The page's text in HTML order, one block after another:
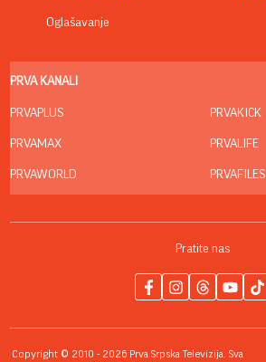
Oglašavanje
PRVA KANALI
PRVAPLUS
PRVAMAX
PRVAWORLD
PRVAKICK
PRVALIFE
PRVAFILES
Pratite nas
Copyright © 2010 - 2026 Prva Srpska Televizija. Sva